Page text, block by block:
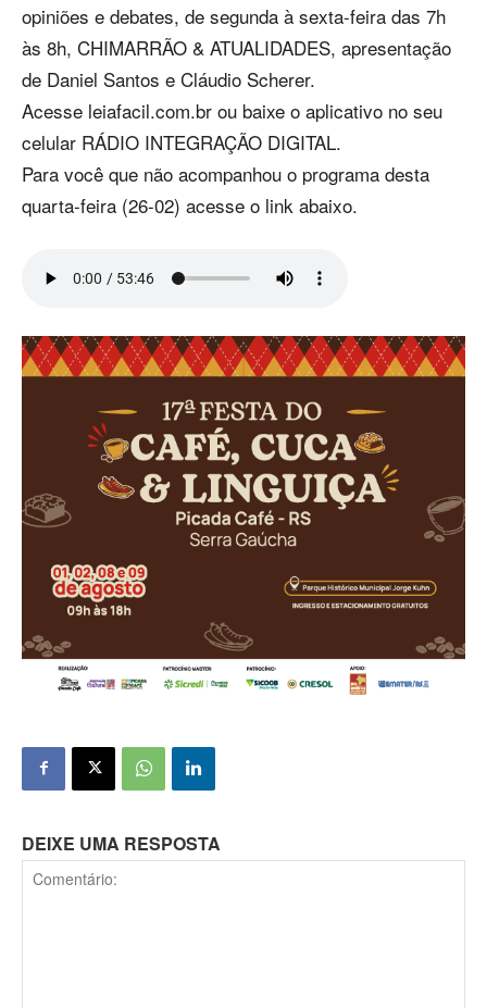
opiniões e debates, de segunda à sexta-feira das 7h
às 8h, CHIMARRÃO & ATUALIDADES, apresentação
de Daniel Santos e Cláudio Scherer.
Acesse leiafacil.com.br ou baixe o aplicativo no seu
celular RÁDIO INTEGRAÇÃO DIGITAL.
Para você que não acompanhou o programa desta
quarta-feira (26-02) acesse o link abaixo.
DEIXE UMA RESPOSTA